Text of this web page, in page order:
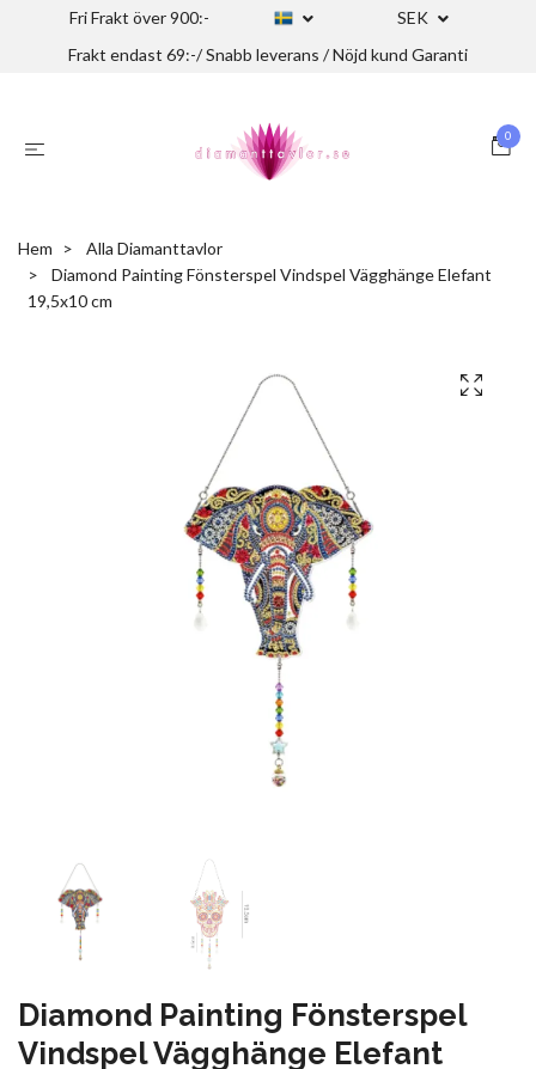
Fri Frakt över 900:-
SEK
Frakt endast 69:-/ Snabb leverans / Nöjd kund Garanti
0
Hem
Alla Diamanttavlor
Diamond Painting Fönsterspel Vindspel Vägghänge Elefant
19,5x10 cm
Diamond Painting Fönsterspel
Vindspel Vägghänge Elefant